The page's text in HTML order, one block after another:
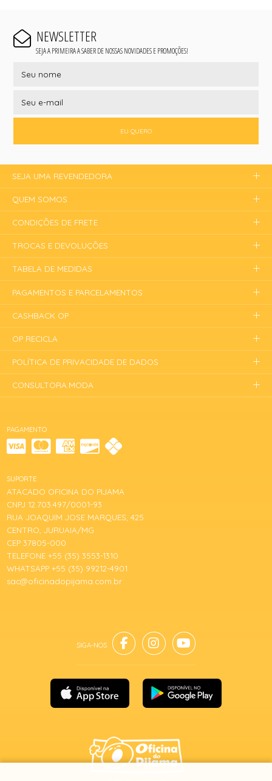
NEWSLETTER
SEJA A PRIMEIRA A SABER DE NOSSAS NOVIDADES E PROMOÇÕES!
EU QUERO
PAGAMENTO
SUPORTE
ATACADO OFICINA DO PIJAMA
CNPJ 12.703.497/0001-93
RUA JOAQUIM JOSE MARQUES, 425
CENTRO, JURUAIA/MG
CEP 37805-000
TELEFONE +55 (35) 3553-1310
WHATSAPP +55 (35) 99212-4901
sac@oficinadopijama.com.br
SEJA UMA REVENDEDORA
QUEM SOMOS
CONDIÇÕES DE FRETE
TROCAS E DEVOLUÇÕES
TABELA DE MEDIDAS
PAGAMENTOS E PARCELAMENTOS
CASHBACK OP
OP RECICLA
POLÍTICA DE PRIVACIDADE DE DADOS
CONSULTORA.MODA